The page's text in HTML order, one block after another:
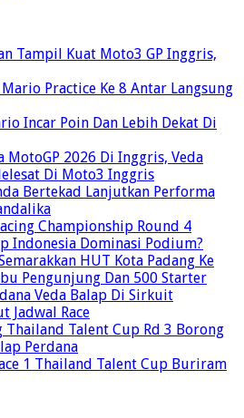
Tampil Kuat Moto3 GP Inggris,
Practice Ke 8 Antar Langsung
Incar Poin Dan Lebih Dekat Di
MotoGP 2026 Di Inggris, Veda
Di Moto3 Inggris
Bertekad Lanjutkan Performa
Championship Round 4
Indonesia Dominasi Podium?
HUT Kota Padang Ke
Pengunjung Dan 500 Starter
Veda Balap Di Sirkuit
Jadwal Race
Talent Cup Rd 3 Borong
Perdana
1 Thailand Talent Cup Buriram